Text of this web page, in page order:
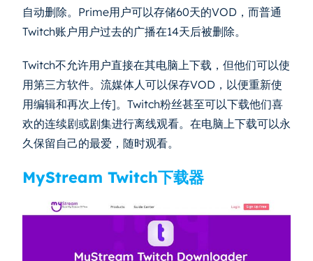
自动删除。Prime用户可以存储60天的VOD，而普通
Twitch账户用户过去的广播在14天后被删除。
Twitch不允许用户直接在其电脑上下载，但他们可以使
用第三方软件。流媒体人可以保存VOD，以便重新使
用编辑和再次上传]。Twitch粉丝甚至可以下载他们喜
欢的连续剧或剧集进行离线观看。在电脑上下载可以永
久保留自己的最爱，随时观看。
MyStream Twitch下载器